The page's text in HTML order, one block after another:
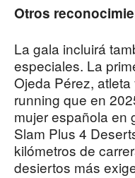
Otros
La gala incluirá
especiales. La
Ojeda Pérez,
running que en
mujer española en
Slam Plus 4
kilómetros de
desiertos más